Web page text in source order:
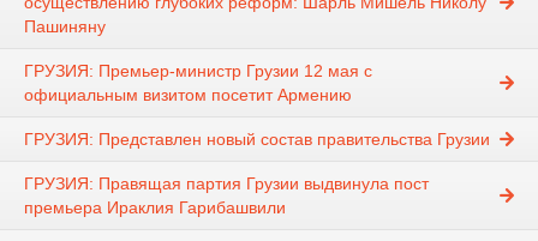
Пашиняну
ГРУЗИЯ: Премьер-министр Грузии 12 мая с
официальным визитом посетит Армению
ГРУЗИЯ: Представлен новый состав правительства Грузии
ГРУЗИЯ: Правящая партия Грузии выдвинула пост
премьера Ираклия Гарибашвили